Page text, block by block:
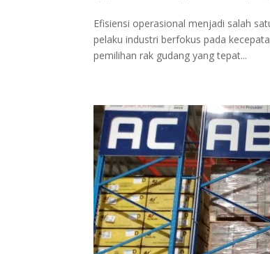
Efisiensi operasional menjadi salah
pelaku industri berfokus pada
pemilihan rak gudang yang tepat...